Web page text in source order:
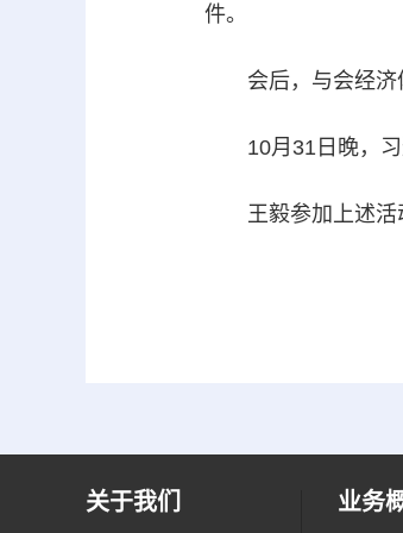
件。
会后，与会经济
10月31日晚，习
王毅参加上述活
关于我们 业务